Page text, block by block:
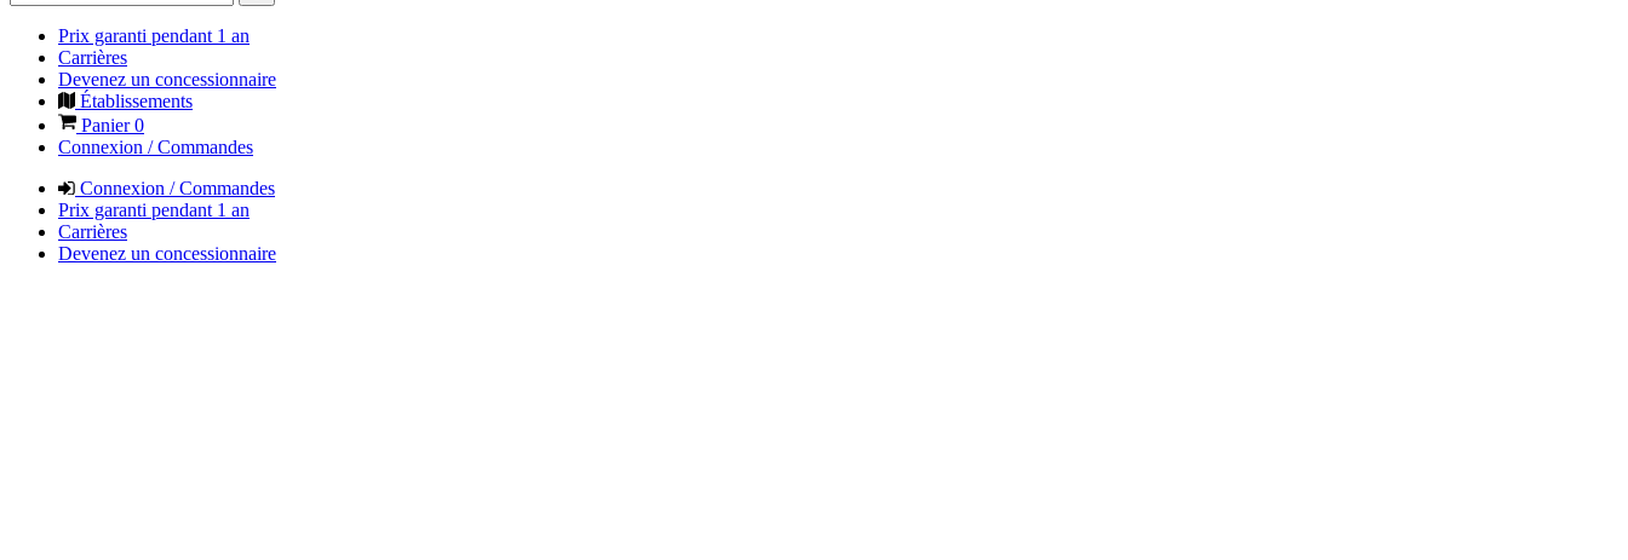
Prix garanti pendant 1 an
Carrières
Devenez un concessionnaire
Établissements
Panier0
Connexion / Commandes
Connexion / Commandes
Prix garanti pendant 1 an
Carrières
Devenez un concessionnaire